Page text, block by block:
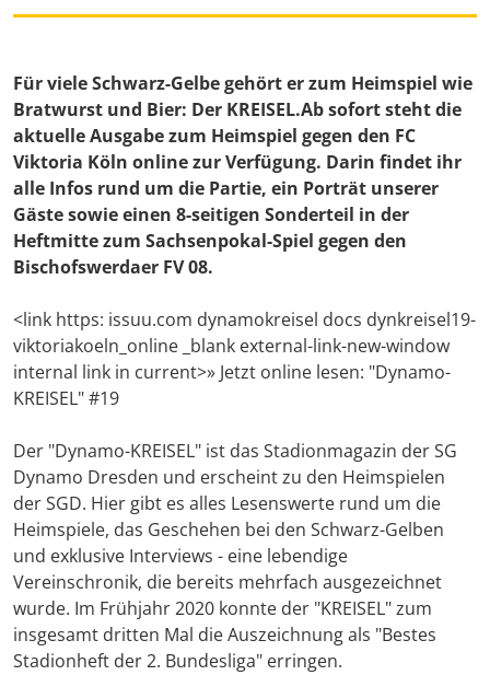
Für viele Schwarz-Gelbe gehört er zum Heimspiel wie
Bratwurst und Bier: Der KREISEL.Ab sofort steht die
aktuelle Ausgabe zum Heimspiel gegen den FC
Viktoria Köln online zur Verfügung. Darin findet ihr
alle Infos rund um die Partie, ein Porträt unserer
Gäste sowie einen 8-seitigen Sonderteil in der
Heftmitte zum Sachsenpokal-Spiel gegen den
Bischofswerdaer FV 08.
<link https: issuu.com dynamokreisel docs dynkreisel19-
viktoriakoeln_online _blank external-link-new-window
internal link in current>» Jetzt online lesen: "Dynamo-
KREISEL" #19
Der "Dynamo-KREISEL" ist das Stadionmagazin der SG
Dynamo Dresden und erscheint zu den Heimspielen
der SGD. Hier gibt es alles Lesenswerte rund um die
Heimspiele, das Geschehen bei den Schwarz-Gelben
und exklusive Interviews - eine lebendige
Vereinschronik, die bereits mehrfach ausgezeichnet
wurde. Im Frühjahr 2020 konnte der "KREISEL" zum
insgesamt dritten Mal die Auszeichnung als "Bestes
Stadionheft der 2. Bundesliga" erringen.